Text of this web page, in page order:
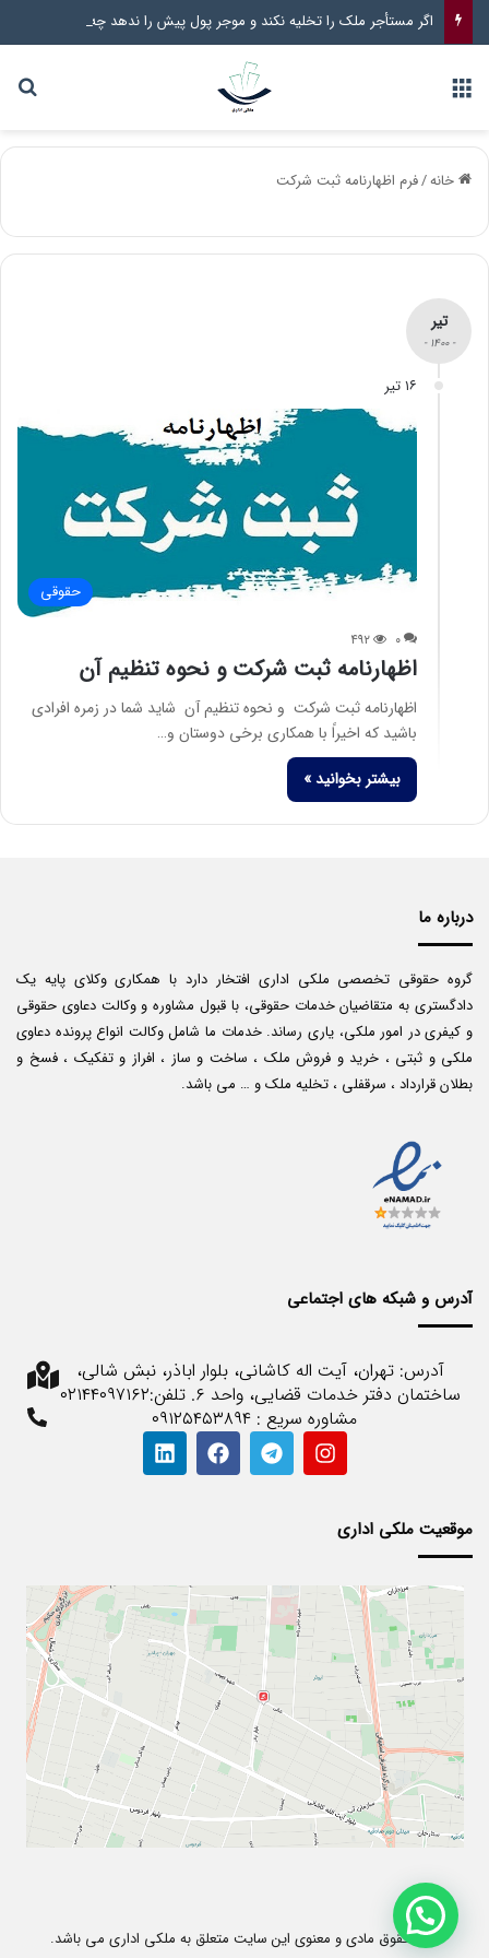
خانه/فرم اظهارنامه ثبت شرکت
تیر
- ۱۴۰۰ -
۱۶ تیر
حقوقی
۰ ۴۹۲
اظهارنامه ثبت شرکت و نحوه تنظیم آن
اظهارنامه ثبت شرکت و نحوه تنظیم آن شاید شما در زمره افرادی
باشید که اخیراً با همکاری برخی دوستان و…
بیشتر بخوانید »
درباره ما
گروه حقوقی تخصصی ملکی اداری افتخار دارد با همکاری وکلای پایه یک
دادگستری به متقاضیان خدمات حقوقی، با قبول مشاوره و وکالت دعاوی حقوقی
و کیفری در امور ملکی، یاری رساند. خدمات ما شامل وکالت انواع پرونده دعاوی
ملکی و ثبتی ، خرید و فروش ملک ، ساخت و ساز ، افراز و تفکیک ، فسخ و
بطلان قرارداد ، سرقفلی ، تخلیه ملک و … می باشد.
آدرس و شبکه های اجتماعی
آدرس: تهران، آیت اله کاشانی، بلوار اباذر، نبش شالی،
ساختمان دفتر خدمات قضایی، واحد ۶. تلفن:۰۲۱۴۴۰۹۷۱۶۲
مشاوره سریع : ۰۹۱۲۵۴۵۳۸۹۴
موقعیت ملکی اداری
کلیه حقوق مادی و معنوی این سایت متعلق به ملکی اداری می باشد.